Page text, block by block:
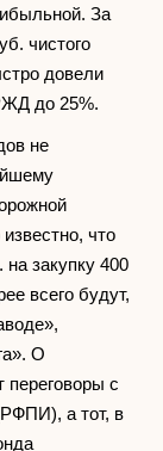
За
чистого
довели
до 25%.
не
что
закупку 400
всего будут,
О
переговоры с
а тот, в